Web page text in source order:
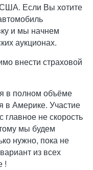
США. Если Вы хотите
и мы начнем
аукционах.
внести страховой
в полном объёме
в Америке. Участие
главное не скорость
мы будем
нужно, пока не
из всех
!